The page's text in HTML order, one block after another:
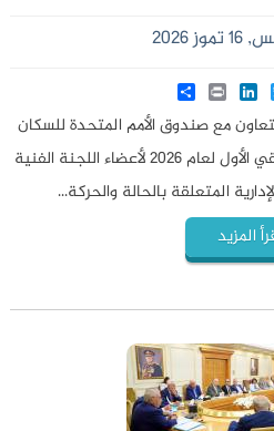
2026
Twitter
LinkedIn
Print
مع صندوق الأمم المتحدة للسكان
يوم أمس الثلاثاء الاجتماع التنسيقي الأول لعام 2026 لأعضاء اللجنة الفنية
المتعلقة بالحالة والحركة...
المزيد